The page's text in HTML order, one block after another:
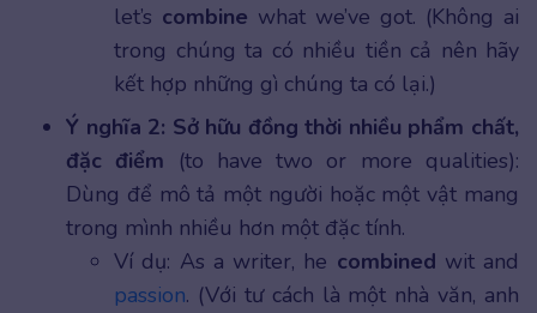
let’s combine what we’ve got. (Không ai
trong chúng ta có nhiều tiền cả nên hãy
kết hợp những gì chúng ta có lại.)
Ý nghĩa 2: Sở hữu đồng thời nhiều phẩm chất,
đặc điểm (to have two or more qualities):
Dùng để mô tả một người hoặc một vật mang
trong mình nhiều hơn một đặc tính.
Ví dụ: As a writer, he combined wit and
passion. (Với tư cách là một nhà văn, anh